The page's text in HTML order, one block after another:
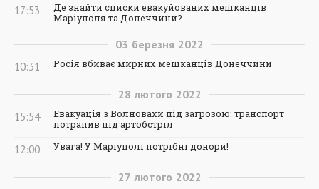
17:53
Де знайти списки евакуйованих мешканців
Маріуполя та Донеччини?
03 березня 2022
10:31 Росія вбиває мирних мешканців Донеччини
28 лютого 2022
15:54
Евакуація з Волновахи під загрозою: транспорт
потрапив під артобстріл
12:00 Увага! У Маріуполі потрібні донори!
27 лютого 2022